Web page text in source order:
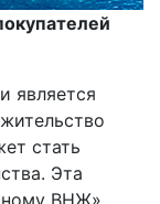
является
стать
Эта
ВНЖ»,